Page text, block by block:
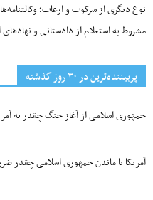
نوع دیگری از سرکوب و ارعاب؛
مشروط به استعلام از دادستانی و
پربیننده‌ترین‌ در ۳۰ روز گذشته
جمهوری اسلامی از آغاز جنگ چقدر به
آمریکا با ماندن جمهوری اسلامی چقدر